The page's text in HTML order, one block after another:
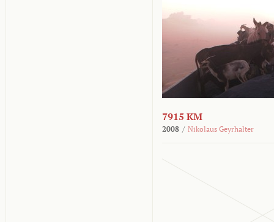
7915 KM
2008 / Nikolaus Geyrhalter